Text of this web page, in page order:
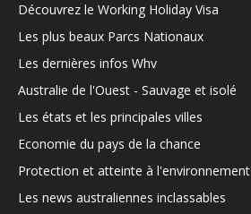
Découvrez le Working Holiday Visa
Les plus beaux Parcs Nationaux
Les dernières infos Whv
Australie de l'Ouest - Sauvage et isolé
Les états et les principales villes
Economie du pays de la chance
Protection et atteinte à l'environnement
Les news australiennes inclassables